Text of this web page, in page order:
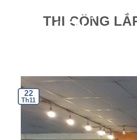
THI CÔNG
22
Th11